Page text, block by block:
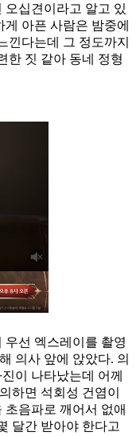
오십견이라고 알고 있
아픈 사람은 밤중에
낀다는데 그 정도까지
한 짓 같아 동네 정형
우선 엑스레이를 촬영
의사 앞에 앉았다. 의
이 나타났는데 어께
하면 석회성 건염이
음파로 깨어서 없애
달간 받아야 한다고